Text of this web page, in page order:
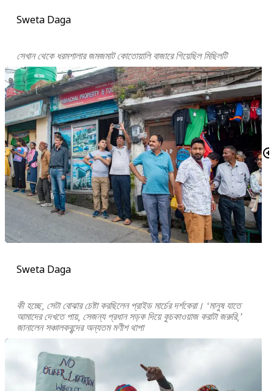
Sweta Daga
সেখান থেকে ধরমশালার জমজমাট কোতোয়ালি বাজারে গিয়েছিল মিছিলটি
Sweta Daga
কী হচ্ছে, সেটা বোঝার চেষ্টা করছিলেন প্রাইড মার্চের দর্শকেরা। ‘মানুষ যাতে
আমাদের দেখতে পায়, সেজন্য প্রধান সড়ক দিয়ে কুচকাওয়াজ করাটা জরুরি,’
জানালেন সঞ্চালকবৃন্দের অন্যতম মণীশ থাপা